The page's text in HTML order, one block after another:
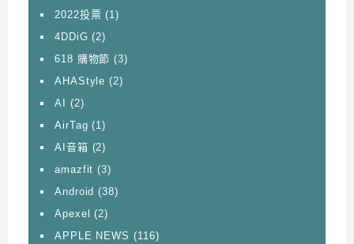
2022投票 (1)
4DDiG (2)
618 購物節 (3)
AHAStyle (2)
AI
(2)
AirTag (1)
AI音箱 (2)
amazfit (3)
Android (38)
Apexel (2)
APPLE NEWS (116)